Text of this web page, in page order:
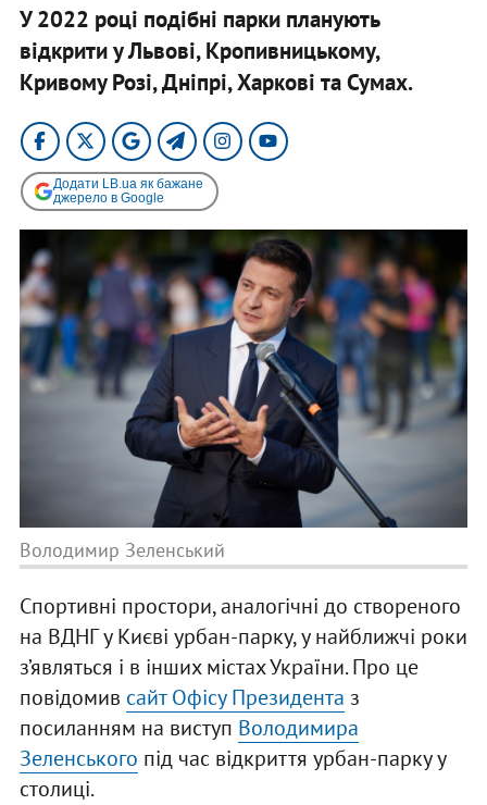
У 2022 році подібні парки планують
відкрити у Львові, Кропивницькому,
Кривому Розі, Дніпрі, Харкові та Сумах.
Додати LB.ua як бажане
джерело в Google
Володимир Зеленський
Спортивні простори, аналогічні до створеного
на ВДНГ у Києві урбан-парку, у найближчі роки
з’являться і в інших містах України. Про це
повідомив сайт Офісу Президента з
посиланням на виступ Володимира
Зеленського під час відкриття урбан-парку у
столиці.